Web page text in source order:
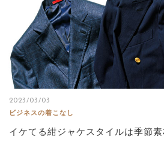
2023/03/03
ビジネスの着こなし
イケてる紺ジャケスタイルは季節素